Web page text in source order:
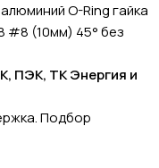
O-Ring гайка
#8 (10мм) 45° без
ПЭК, ТК Энергия и
Подбор